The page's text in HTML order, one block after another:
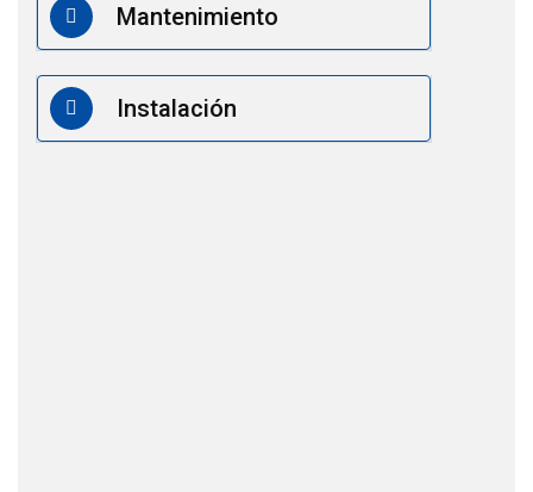
Mantenimiento
Instalación